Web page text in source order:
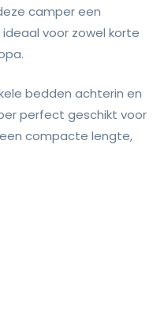
camper een
voor zowel korte
bedden achterin en
perfect geschikt voor
compacte lengte,